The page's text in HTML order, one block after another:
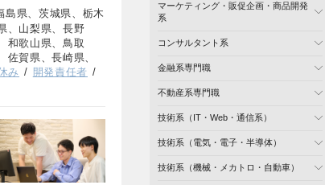
島県、茨城県、栃木
、山梨県、長野
和歌山県、鳥取
賀県、長崎県、
み
開発責任者
マーケティング・販促企画・商品開発
系
コンサルタント系
金融系専門職
不動産系専門職
技術系（IT・Web・通信系）
技術系（電気・電子・半導体）
技術系（機械・メカトロ・自動車）